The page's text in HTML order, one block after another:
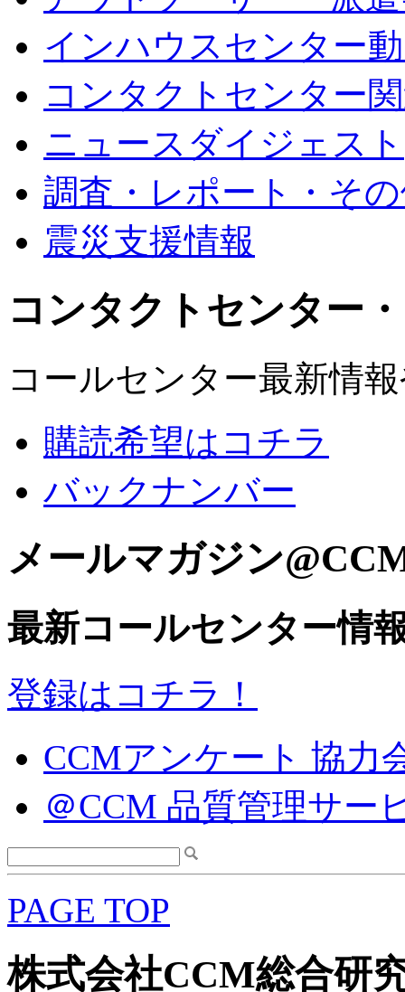
インハウスセンター
コンタクトセンター
ニュースダイジェスト
調査・レポート・そ
震災支援情報
コンタクトセンター
コールセンター最新情
購読希望はコチラ
バックナンバー
メールマガジン
最新コールセンター情
登録はコチラ！
CCMアンケート 協力
＠CCM 品質管理サー
PAGE TOP
株式会社CCM総合研